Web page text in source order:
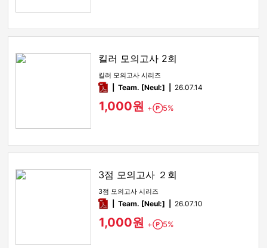
킬러 모의고사 2회
킬러 모의고사 시리즈
pdfTeam. [Neul:] 26.07.14
1,000원 + Point
5%
3점 모의고사 ２회
3점 모의고사 시리즈
pdfTeam. [Neul:] 26.07.10
1,000원 + Point
5%